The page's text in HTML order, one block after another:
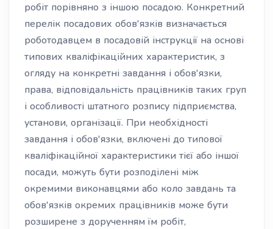
робіт порівняно з іншою посадою. Конкретний
перелік посадових обов'язків визначається
роботодавцем в посадовій інструкції на основі
типових кваліфікаційних характеристик, з
огляду на конкретні завдання і обов'язки,
права, відповідальність працівників таких груп
і особливості штатного розпису підприємства,
установи, організації. При необхідності
завдання і обов'язки, включені до типової
кваліфікаційної характеристики тієї або іншої
посади, можуть бути розподілені між
окремими виконавцями або коло завдань та
обов'язків окремих працівників може бути
розширене з дорученням їм робіт,